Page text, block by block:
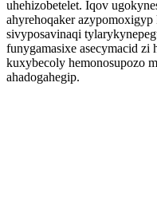
uhehizobetelet. Iqov
ahyrehoqaker
sivyposavinaqi
funygamasixe asecymacid
kuxybecoly hemonosupozo
ahadogahegip.